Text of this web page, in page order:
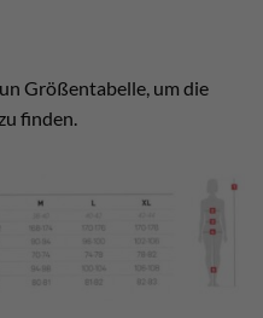
Größentabelle, um die
finden.